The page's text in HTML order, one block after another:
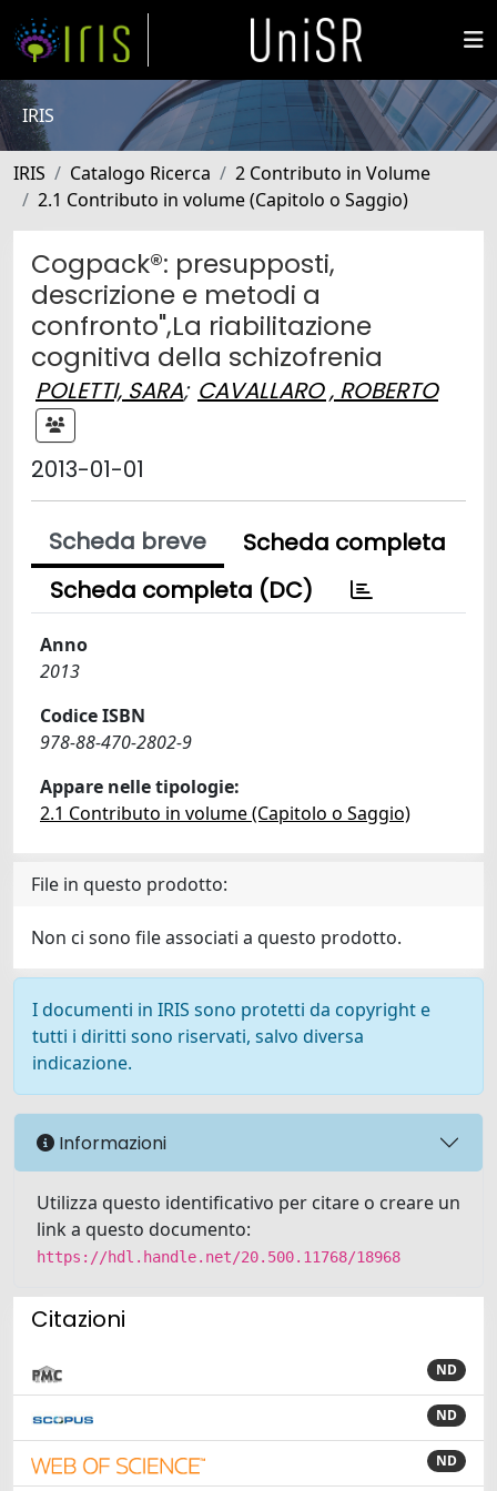
IRIS
IRIS Catalogo Ricerca
2 Contributo in Volume
2.1 Contributo in volume (Capitolo o Saggio)
Cogpack®: presupposti,
descrizione e metodi a
confronto",La riabilitazione
cognitiva della schizofrenia
POLETTI, SARA; CAVALLARO , ROBERTO
2013-01-01
Scheda breve
Scheda completa
Scheda completa (DC)
Anno
2013
Codice ISBN
978-88-470-2802-9
Appare nelle tipologie:
2.1 Contributo in volume (Capitolo o Saggio)
File in questo prodotto:
Non ci sono file associati a questo prodotto.
I documenti in IRIS sono protetti da copyright e
tutti i diritti sono riservati, salvo diversa
indicazione.
Informazioni
Utilizza questo identificativo per citare o creare un
link a questo documento:
https://hdl.handle.net/20.500.11768/18968
Citazioni
ND
ND
ND